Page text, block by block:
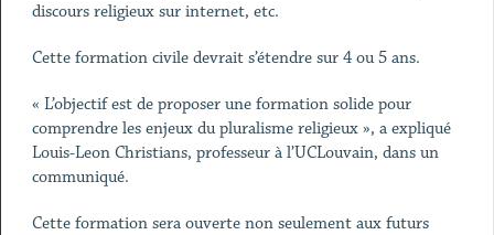
discours religieux sur internet, etc.
Cette formation civile devrait s’étendre sur 4 ou 5 ans.
« L’objectif est de proposer une formation solide pour
comprendre les enjeux du pluralisme religieux », a expliqué
Louis-Leon Christians, professeur à l’UCLouvain, dans un
communiqué.
Cette formation sera ouverte non seulement aux futurs